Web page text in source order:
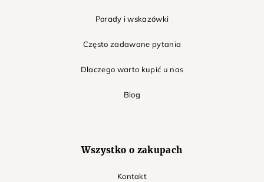
Porady i wskazówki
Często zadawane pytania
Dlaczego warto kupić u nas
Blog
Wszystko o zakupach
Kontakt